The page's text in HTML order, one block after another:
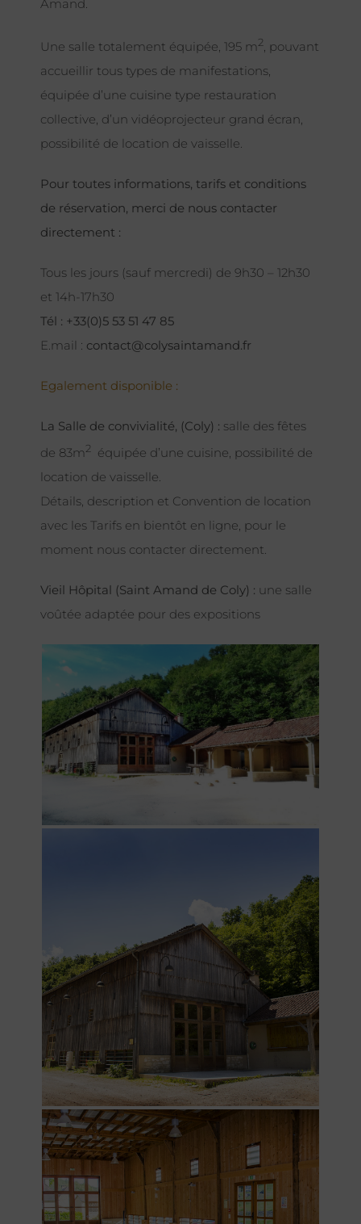
Amand.
Une salle totalement équipée, 195 m2, pouvant
accueillir tous types de manifestations,
équipée d’une cuisine type restauration
collective, d’un vidéoprojecteur grand écran,
possibilité de location de vaisselle.
Pour toutes informations, tarifs et conditions
de réservation, merci de nous contacter
directement :
Tous les jours (sauf mercredi) de 9h30 – 12h30
et 14h-17h30
Tél : +33(0)5 53 51 47 85
E.mail : contact@colysaintamand.fr
Egalement disponible :
La Salle de convivialité, (Coly) : salle des fêtes
de 83m2 équipée d’une cuisine, possibilité de
location de vaisselle.
Détails, description et Convention de location
avec les Tarifs en bientôt en ligne, pour le
moment nous contacter directement.
Vieil Hôpital (Saint Amand de Coly) : une salle
voûtée adaptée pour des expositions